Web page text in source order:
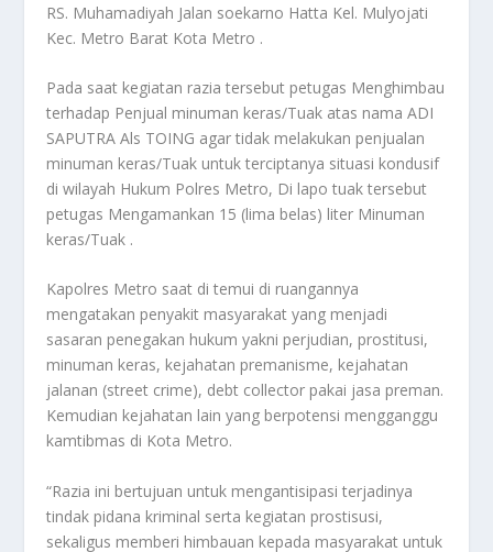
RS. Muhamadiyah Jalan soekarno Hatta Kel. Mulyojati
Kec. Metro Barat Kota Metro .
Pada saat kegiatan razia tersebut petugas Menghimbau
terhadap Penjual minuman keras/Tuak atas nama ADI
SAPUTRA Als TOING agar tidak melakukan penjualan
minuman keras/Tuak untuk terciptanya situasi kondusif
di wilayah Hukum Polres Metro, Di lapo tuak tersebut
petugas Mengamankan 15 (lima belas) liter Minuman
keras/Tuak .
Kapolres Metro saat di temui di ruangannya
mengatakan penyakit masyarakat yang menjadi
sasaran penegakan hukum yakni perjudian, prostitusi,
minuman keras, kejahatan premanisme, kejahatan
jalanan (street crime), debt collector pakai jasa preman.
Kemudian kejahatan lain yang berpotensi mengganggu
kamtibmas di Kota Metro.
“Razia ini bertujuan untuk mengantisipasi terjadinya
tindak pidana kriminal serta kegiatan prostisusi,
sekaligus memberi himbauan kepada masyarakat untuk